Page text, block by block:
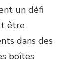
un défi
être
dans des
boîtes